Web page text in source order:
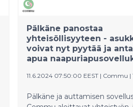
rakentamassa entistä
Pälkäne panostaa
yhteisöllisyyteen -
voivat nyt pyytää ja
apua
11.6.2024 07:50:00 EEST | Commu |
Pälkäne ja auttamisen